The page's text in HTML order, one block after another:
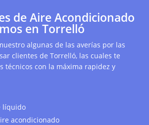
de Aire Acondicionado
en Torrelló
algunas de las averías por las
clientes de Torrelló, las cuales te
técnicos con la máxima rapidez y
líquido
acondicionado